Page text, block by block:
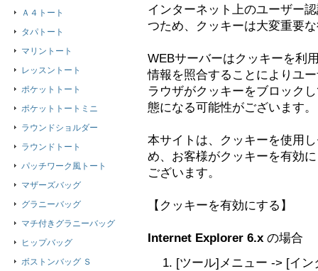
インターネット上のユーザー
つため、クッキーは大変重要
WEBサーバーはクッキーを利
情報を照合することによりユ
ラウザがクッキーをブロック
態になる可能性がございます。
本サイトは、クッキーを使用
め、お客様がクッキーを有効
ございます。
【クッキーを有効にする】
Internet Explorer 6.x の場合
[ツール]メニュー -> [イ
Ａ４トート
タパトート
マリントート
レッスントート
ポケットトート
ポケットトートミニ
ラウンドショルダー
ラウンドトート
パッチワーク風トート
マザーズバッグ
グラニーバッグ
マチ付きグラニーバッグ
ヒップバッグ
ボストンバッグ Ｓ